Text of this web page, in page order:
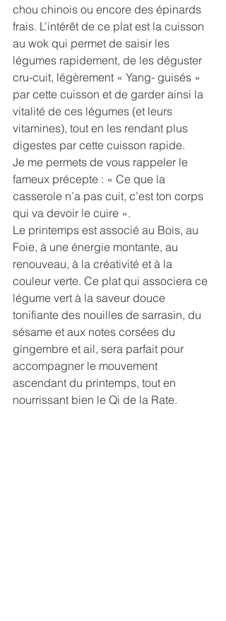
chou chinois ou encore des épinards
frais. L’intérêt de ce plat est la cuisson
au wok qui permet de saisir les
légumes rapidement, de les déguster
cru-cuit, légèrement « Yang- guisés »
par cette cuisson et de garder ainsi la
vitalité de ces légumes (et leurs
vitamines), tout en les rendant plus
digestes par cette cuisson rapide.
Je me permets de vous rappeler le
fameux précepte : « Ce que la
casserole n’a pas cuit, c’est ton corps
qui va devoir le cuire ».
Le printemps est associé au Bois, au
Foie, à une énergie montante, au
renouveau, à la créativité et à la
couleur verte. Ce plat qui associera ce
légume vert à la saveur douce
tonifiante des nouilles de sarrasin, du
sésame et aux notes corsées du
gingembre et ail, sera parfait pour
accompagner le mouvement
ascendant du printemps, tout en
nourrissant bien le Qi de la Rate.